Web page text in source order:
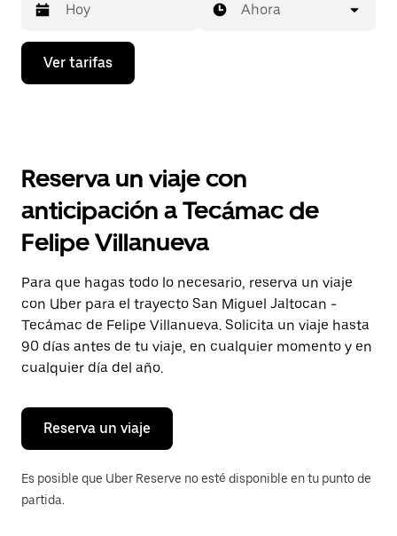
Presiona
flecha
el
y
selecciona
una
Presiona
la
tecla Esc
para
cerrar
el
calendario.
Ahora
Ver tarifas
Reserva un viaje con
anticipación a Tecámac de
Felipe Villanueva
Para que hagas todo lo necesario, reserva un viaje
con Uber para el trayecto San Miguel Jaltocan -
Tecámac de Felipe Villanueva. Solicita un viaje hasta
90 días antes de tu viaje, en cualquier momento y en
cualquier día del año.
Reserva un viaje
Es posible que Uber Reserve no esté disponible en tu punto de
partida.